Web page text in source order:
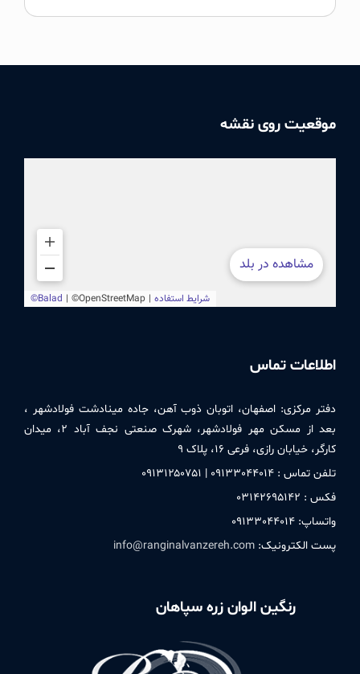
موقعیت روی نقشه
اطلاعات تماس
دفتر مركزی: اصفهان، اتوبان ذوب آهن، جاده مینادشت فولادشهر ،
بعد از مسکن مهر فولادشهر، شهرک صنعتی نجف آباد ۲، میدان
کارگر، خیابان رازی، فرعی ۱۶، پلاک ۹
تلفن تماس : ۰۹۱٣٣۰۴۴۰۱۴ | ۰۹۱٣۱۲۵۰٧۵۱
فکس : ۰٣۱۴۲۶۹۵۱۴۲
واتساپ: ۰۹۱٣٣۰۴۴۰۱۴
پست الکترونیک: info@ranginalvanzereh.com
رنگین الوان زره سپاهان